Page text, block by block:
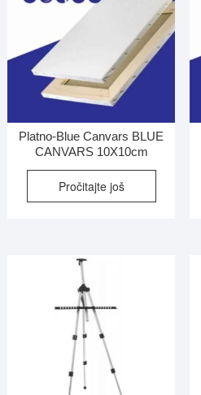
Platno-Blue Canvars BLUE
CANVARS 10X10cm
Pročitajte još